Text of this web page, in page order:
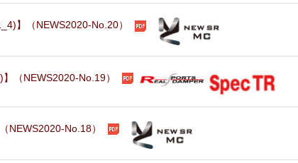
】（NEWS2020-No.20）
（NEWS2020-No.19）
NEWS2020-No.18）